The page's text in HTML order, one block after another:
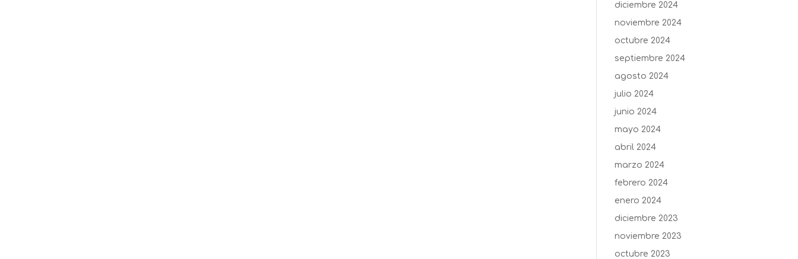
diciembre 2024
noviembre 2024
octubre 2024
septiembre 2024
agosto 2024
julio 2024
junio 2024
mayo 2024
abril 2024
marzo 2024
febrero 2024
enero 2024
diciembre 2023
noviembre 2023
octubre 2023